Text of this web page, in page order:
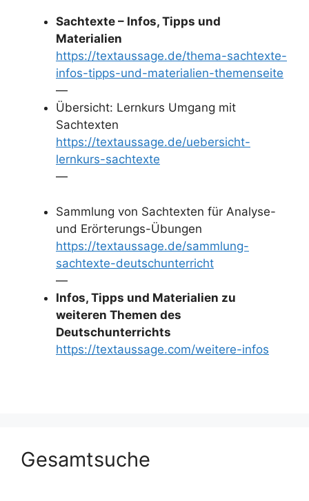
Sachtexte – Infos, Tipps und
Materialien
https://textaussage.de/thema-sachtexte-
infos-tipps-und-materialien-themenseite
—
Übersicht: Lernkurs Umgang mit
Sachtexten
https://textaussage.de/uebersicht-
lernkurs-sachtexte
—
Sammlung von Sachtexten für Analyse-
und Erörterungs-Übungen
https://textaussage.de/sammlung-
sachtexte-deutschunterricht
—
Infos, Tipps und Materialien zu
weiteren Themen des
Deutschunterrichts
https://textaussage.com/weitere-infos
Gesamtsuche